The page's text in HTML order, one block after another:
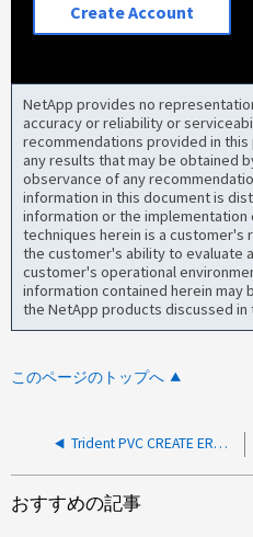
Create Account
NetApp provides no
accuracy or reliability or
recommendations provided in
any results that may be obtained
observance of any
information in this document is
information or the
techniques herein is a customer's
the customer's ability to evaluate
customer's operational
information contained herein may
the NetApp products discussed in
このページのトップへ
Trident PVC CREATE ERROR：Unknown desc= no available backends for storage class
おすすめの記事